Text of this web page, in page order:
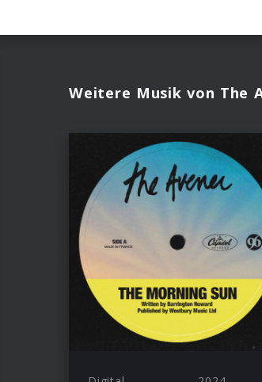
Weitere Musik von The